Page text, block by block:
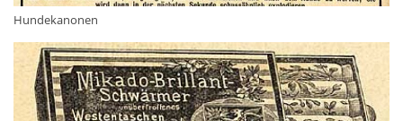
Hundekanonen